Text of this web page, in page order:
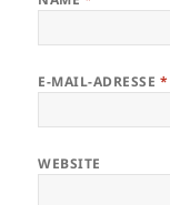
E-MAIL-ADRESSE *
WEBSITE